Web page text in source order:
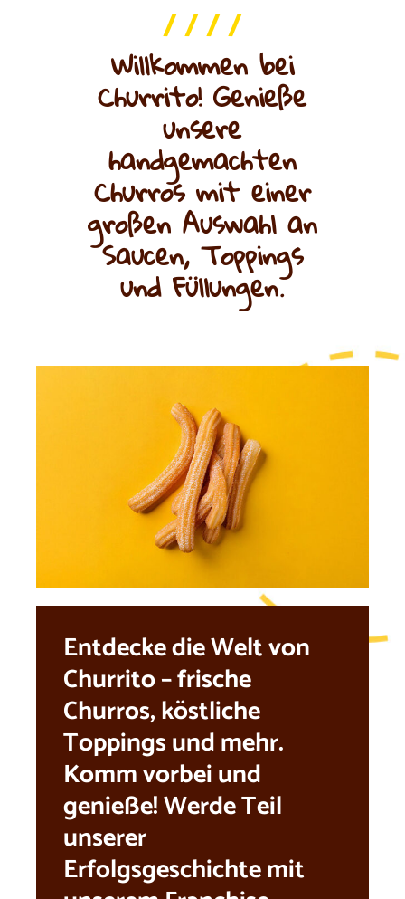
/ / / /
Willkommen bei
Churrito! Genieße
unsere
handgemachten
Churros mit einer
großen Auswahl an
Saucen, Toppings
und Füllungen.
Entdecke die Welt von
Churrito – frische
Churros, köstliche
Toppings und mehr.
Komm vorbei und
genieße! Werde Teil
unserer
Erfolgsgeschichte mit